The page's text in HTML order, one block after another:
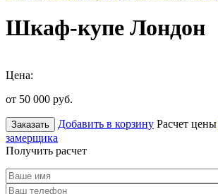
Шкаф-купе Лондон
Цена:
от 50 000 руб.
Заказать Добавить в корзину Расчет цены
замерщика
Получить расчет